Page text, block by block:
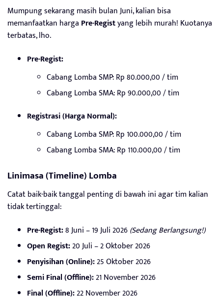
Mumpung sekarang masih bulan Juni, kalian bisa
memanfaatkan harga Pre-Registyang lebih murah! Kuotanya
terbatas, lho.
Pre-Regist:
Cabang Lomba SMP: Rp 80.000,00 / tim
Cabang Lomba SMA: Rp 90.000,00 / tim
Registrasi (Harga Normal):
Cabang Lomba SMP: Rp 100.000,00 / tim
Cabang Lomba SMA: Rp 110.000,00 / tim
Linimasa (Timeline) Lomba
Catat baik-baik tanggal penting di bawah ini agar tim kalian
tidak tertinggal:
Pre-Regist:8 Juni – 19 Juli 2026(Sedang Berlangsung!)
Open Regist:20 Juli – 2 Oktober 2026
Penyisihan (Online):25 Oktober 2026
Semi Final (Offline):21 November 2026
Final (Offline):22 November 2026